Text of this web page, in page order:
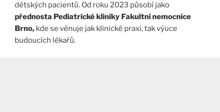
dětských pacientů. Od roku 2023 působí jako
přednosta Pediatrické kliniky Fakultní nemocnice
Brno, kde se věnuje jak klinické praxi, tak výuce
budoucích lékařů.